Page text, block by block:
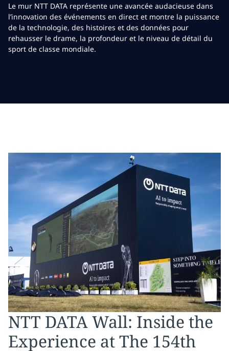
Le mur NTT DATA représente une avancée audacieuse dans
l’innovation des événements en direct et montre la puissance
de la technologie, des histoires et des données pour
rehausser le drame, la profondeur et le niveau de détail du
sport de classe mondiale.
NTT DATA Wall: Inside the
Experience at The 154th